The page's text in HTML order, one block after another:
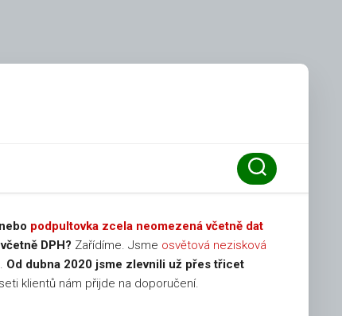
podpultovka zcela neomezená včetně dat
DPH? Zařídíme. Jsme osvětová nezisková
Od dubna 2020 jsme zlevnili už přes třicet
klientů nám přijde na doporučení.